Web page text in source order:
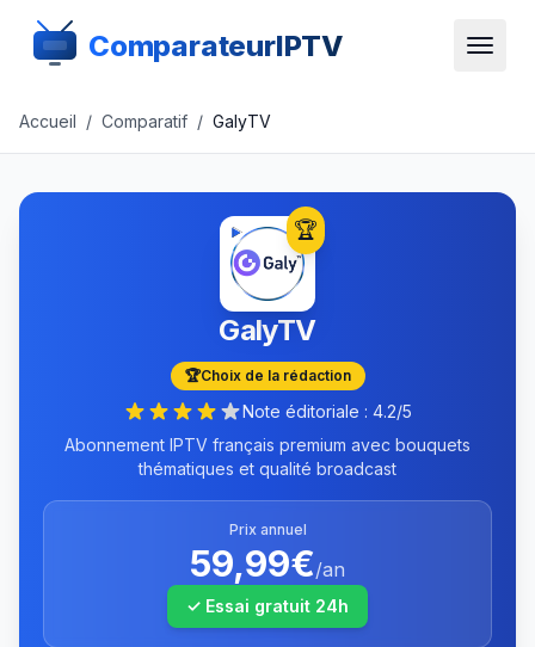
ComparateurIPTV
Accueil / Comparatif / GalyTV
🏆
GalyTV
🏆Choix de la rédaction
Note éditoriale : 4.2/5
Abonnement IPTV français premium avec bouquets
thématiques et qualité broadcast
Prix annuel
59,99€/an
✓ Essai gratuit 24h